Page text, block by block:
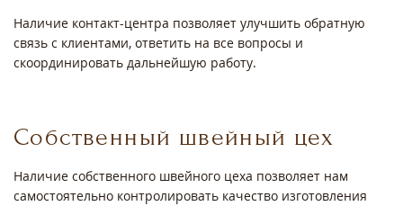
Наличие контакт-центра позволяет улучшить обратную
связь с клиентами, ответить на все вопросы и
скоординировать дальнейшую работу.
Собственный швейный цех
Наличие собственного швейного цеха позволяет нам
самостоятельно контролировать качество изготовления